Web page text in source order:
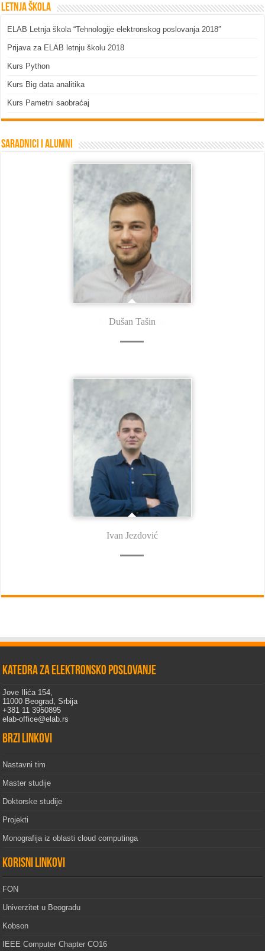
Letnja škola
ELAB Letnja škola “Tehnologije elektronskog poslovanja 2018″
Prijava za ELAB letnju školu 2018
Kurs Python
Kurs Big data analitika
Kurs Pametni saobraćaj
Saradnici i Alumni
Dušan Tašin
Ivan Jezdović
Katedra za elektronsko poslovanje
Jove Ilića 154,
11000 Beograd, Srbija
+381 11 3950895
elab-office@elab.rs
Brzi linkovi
Nastavni tim
Master studije
Doktorske studije
Projekti
Monografija iz oblasti cloud computinga
Korisni linkovi
FON
Univerzitet u Beogradu
Kobson
IEEE Computer Chapter CO16